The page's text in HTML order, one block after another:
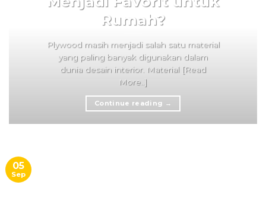
Rumah?
Plywood masih menjadi salah satu material
yang paling banyak digunakan dalam
dunia desain interior. Material [Read
More..]
Continue reading →
05
Sep